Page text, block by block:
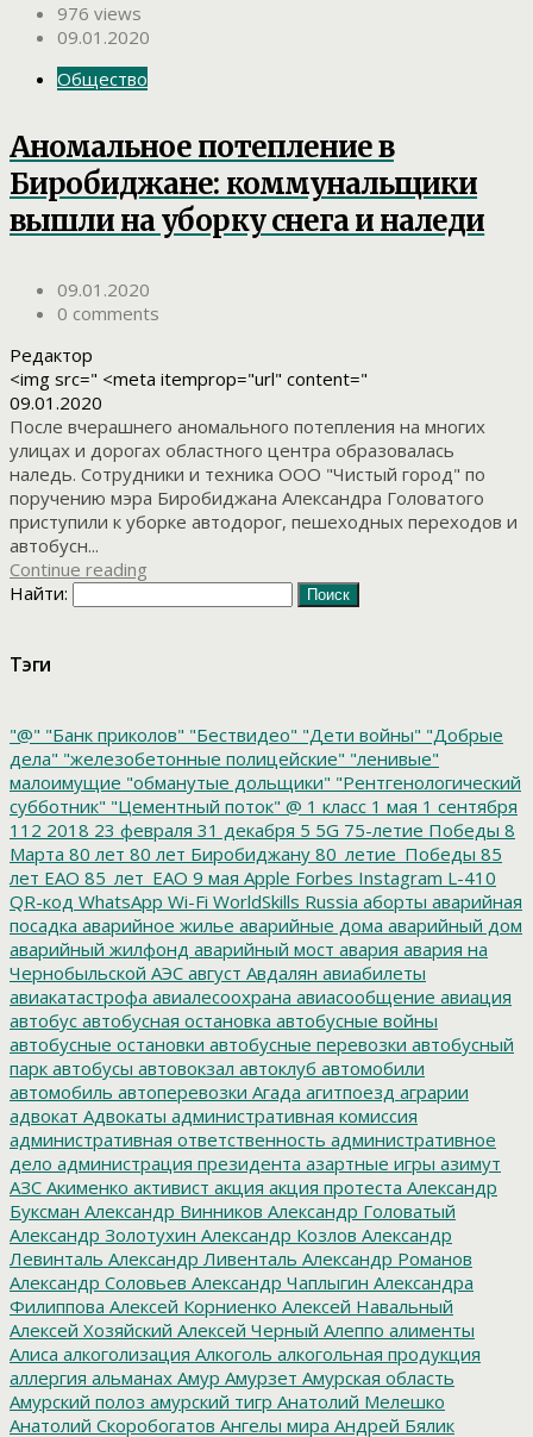
976 views
09.01.2020
Общество
Аномальное потепление в
Биробиджане: коммунальщики
вышли на уборку снега и наледи
09.01.2020
0 comments
Редактор
<img src=" <meta itemprop="url" content="
09.01.2020
После вчерашнего аномального потепления на многих
улицах и дорогах областного центра образовалась
наледь. Сотрудники и техника ООО "Чистый город" по
поручению мэра Биробиджана Александра Головатого
приступили к уборке автодорог, пешеходных переходов и
автобусн...
Continue reading
Найти:
Тэги
"@" "Банк приколов" "Бествидео" "Дети войны" "Добрые
дела" "железобетонные полицейские" "ленивые"
малоимущие "обманутые дольщики" "Рентгенологический
субботник" "Цементный поток" @ 1 класс 1 мая 1 сентября
112 2018 23 февраля 31 декабря 5 5G 75-летие Победы 8
Марта 80 лет 80 лет Биробиджану 80_летие_Победы 85
лет ЕАО 85_лет_ЕАО 9 мая Apple Forbes Instagram L-410
QR-код WhatsApp Wi-Fi WorldSkills Russia аборты аварийная
посадка аварийное жилье аварийные дома аварийный дом
аварийный жилфонд аварийный мост авария авария на
Чернобыльской АЭС август Авдалян авиабилеты
авиакатастрофа авиалесоохрана авиасообщение авиация
автобус автобусная остановка автобусные войны
автобусные остановки автобусные перевозки автобусный
парк автобусы автовокзал автоклуб автомобили
автомобиль автоперевозки Агада агитпоезд аграрии
адвокат Адвокаты административная комиссия
административная ответственность административное
дело администрация президента азартные игры азимут
АЗС Акименко активист акция акция протеста Александр
Буксман Александр Винников Александр Головатый
Александр Золотухин Александр Козлов Александр
Левинталь Александр Ливенталь Александр Романов
Александр Соловьев Александр Чаплыгин Александра
Филиппова Алексей Корниенко Алексей Навальный
Алексей Хозяйский Алексей Черный Алеппо алименты
Алиса алкоголизация Алкоголь алкогольная продукция
аллергия альманах Амур Амурзет Амурская область
Амурский полоз амурский тигр Анатолий Мелешко
Анатолий Скоробогатов Ангелы мира Андрей Бялик